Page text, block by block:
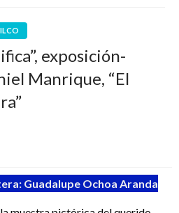
exposición-
Manrique, “El
Guadalupe Ochoa Aranda